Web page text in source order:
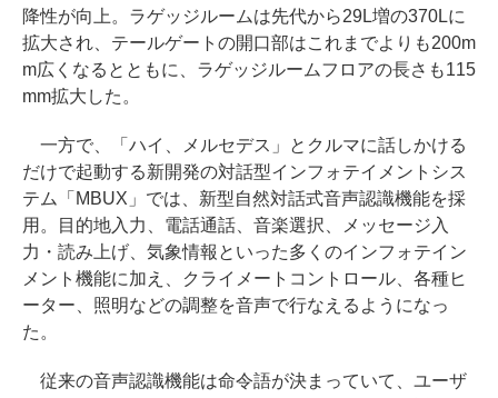
降性が向上。ラゲッジルームは先代から29L増の370Lに
拡大され、テールゲートの開口部はこれまでよりも200m
m広くなるとともに、ラゲッジルームフロアの長さも115
mm拡大した。
一方で、「ハイ、メルセデス」とクルマに話しかける
だけで起動する新開発の対話型インフォテイメントシス
テム「MBUX」では、新型自然対話式音声認識機能を採
用。目的地入力、電話通話、音楽選択、メッセージ入
力・読み上げ、気象情報といった多くのインフォテイン
メント機能に加え、クライメートコントロール、各種ヒ
ーター、照明などの調整を音声で行なえるようになっ
た。
従来の音声認識機能は命令語が決まっていて、ユーザ